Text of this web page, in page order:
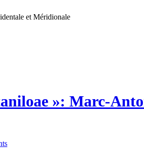
et Méridionale
»: Marc-